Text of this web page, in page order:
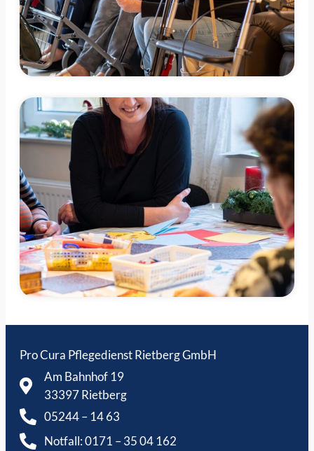
Pro Cura Pflegedienst Rietberg GmbH
Am Bahnhof 19
33397 Rietberg
05244 – 14 63
Notfall: 0171 – 35 04 162